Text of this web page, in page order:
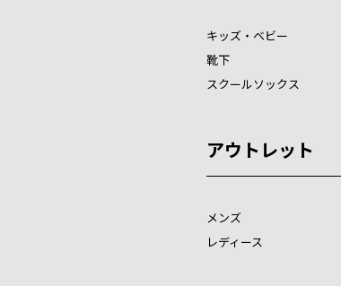
キッズ・ベビー
靴下
スクールソックス
アウトレット
メンズ
レディース